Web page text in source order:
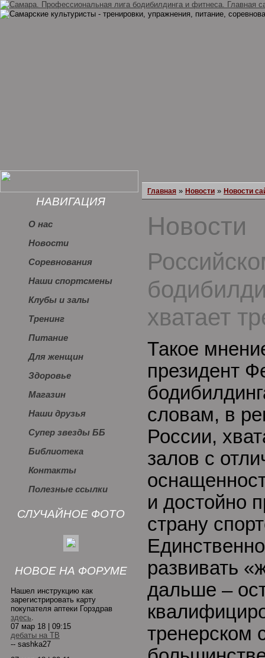
НАВИГАЦИЯ
О нас
Новости
Соревнования
Наши спортсмены
Клубы и залы
Тренинг
Питание
Для женщин
Здоровье
Магазин
Наши друзья
Супер звезды ББ
Библиотека
Контакты
Полезные ссылки
СЛУЧАЙНОЕ ФОТО
НОВОЕ НА ФОРУМЕ
Нашел инструкцию как
зарегистрировать карту
покупателя аптеки Горздрав
здесь.
07 мар 18 | 09:15
дебаты на ТВ
-- sashka27
Главная » Новости » Новости
Новости
хватает
Такое
президент
словам, в
России,
залов с
и достойно
страну
развивать
дальше –
тренерском